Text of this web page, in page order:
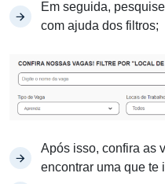
Em seguida,
com ajuda dos filtros;
Após isso, confira as
encontrar uma que te